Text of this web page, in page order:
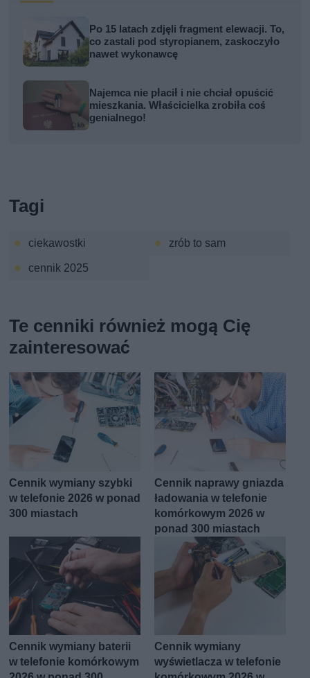
Po 15 latach zdjęli fragment elewacji. To,
co zastali pod styropianem, zaskoczyło
nawet wykonawcę
Najemca nie płacił i nie chciał opuścić
mieszkania. Właścicielka zrobiła coś
genialnego!
Tagi
ciekawostki
zrób to sam
cennik 2025
Te cenniki również mogą Cię
zainteresować
Cennik wymiany szybki
w telefonie 2026 w ponad
300 miastach
Cennik naprawy gniazda
ładowania w telefonie
komórkowym 2026 w
ponad 300 miastach
Cennik wymiany baterii
w telefonie komórkowym
Cennik wymiany
wyświetlacza w telefonie